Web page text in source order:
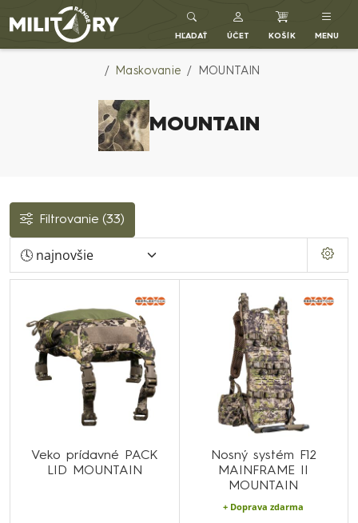
Army shop MILITARY RANGE SK
HĽADAŤ ÚČET KOŠÍK MENU
Maskovanie MOUNTAIN
MOUNTAIN
Filtrovanie (33)
Veko prídavné PACK
LID MOUNTAIN
Nosný systém F12
MAINFRAME II
MOUNTAIN
+ Doprava zdarma